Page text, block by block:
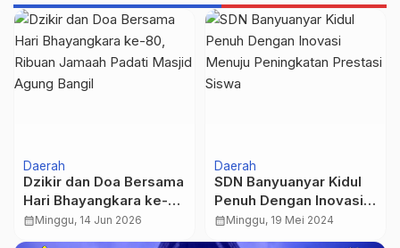
Daerah
Dzikir dan Doa Bersama
Hari Bhayangkara ke-
80, Ribuan Jamaah
calendar_monthMinggu, 14 Jun 2026
Daerah
SDN Banyuanyar Kidul
Penuh Dengan Inovasi
Menuju Peningkatan
calendar_monthMinggu, 19 Mei 2024